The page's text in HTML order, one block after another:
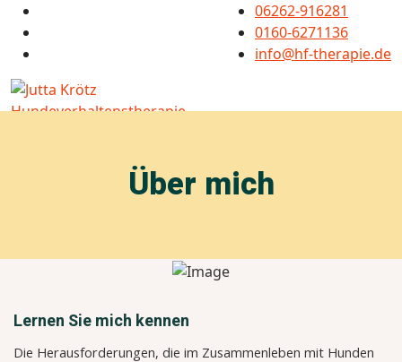
06262-916281
0160-6271136
info@hf-therapie.de
Über mich
Lernen Sie mich kennen
Die Herausforderungen, die im Zusammenleben mit Hunden